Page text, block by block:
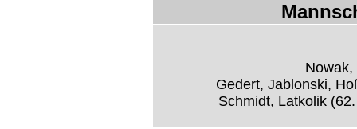
Gedert, Jablonski,
Schmidt, Latkolik